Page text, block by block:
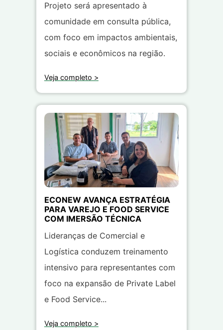
Projeto será apresentado à
comunidade em consulta pública,
com foco em impactos ambientais,
sociais e econômicos na região.
Veja completo >
ECONEW AVANÇA ESTRATÉGIA
PARA VAREJO E FOOD SERVICE
COM IMERSÃO TÉCNICA
Lideranças de Comercial e
Logística conduzem treinamento
intensivo para representantes com
foco na expansão de Private Label
e Food Service...
Veja completo >